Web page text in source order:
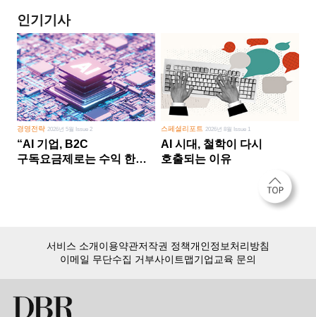
인기기사
경영전략 2026년 5월 Issue 2
“AI 기업, B2C
구독요금제로는 수익 한계
스페셜리포트 2026년 8월 Issue 1
AI 시대, 철학이 다시
호출되는 이유
서비스 소개이용약관저작권 정책개인정보처리방침
이메일 무단수집 거부사이트맵기업교육 문의